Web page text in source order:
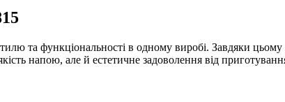
та функціональності в одному виробі. Завдяки
напою, але й естетичне задоволення від